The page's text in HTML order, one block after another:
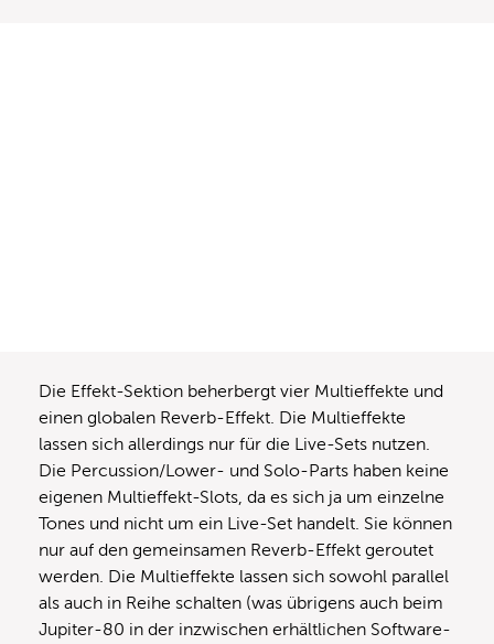
Die Effekt-Sektion beherbergt vier Multieffekte und
einen globalen Reverb-Effekt. Die Multieffekte
lassen sich allerdings nur für die Live-Sets nutzen.
Die Percussion/Lower- und Solo-Parts haben keine
eigenen Multieffekt-Slots, da es sich ja um einzelne
Tones und nicht um ein Live-Set handelt. Sie können
nur auf den gemeinsamen Reverb-Effekt geroutet
werden. Die Multieffekte lassen sich sowohl parallel
als auch in Reihe schalten (was übrigens auch beim
Jupiter-80 in der inzwischen erhältlichen Software-